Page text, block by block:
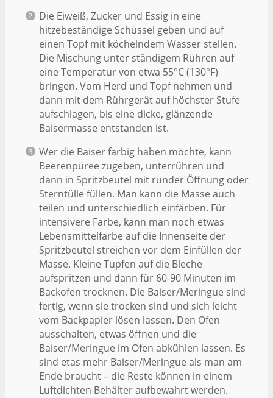
Die Eiweiß, Zucker und Essig in eine
hitzebeständige Schüssel geben und auf
einen Topf mit köchelndem Wasser stellen.
Die Mischung unter ständigem Rühren auf
eine Temperatur von etwa 55°C (130°F)
bringen. Vom Herd und Topf nehmen und
dann mit dem Rührgerät auf höchster Stufe
aufschlagen, bis eine dicke, glänzende
Baisermasse entstanden ist.
Wer die Baiser farbig haben möchte, kann
Beerenpüree zugeben, unterrühren und
dann in Spritzbeutel mit runder Öffnung oder
Sterntülle füllen. Man kann die Masse auch
teilen und unterschiedlich einfärben. Für
intensivere Farbe, kann man noch etwas
Lebensmittelfarbe auf die Innenseite der
Spritzbeutel streichen vor dem Einfüllen der
Masse. Kleine Tupfen auf die Bleche
aufspritzen und dann für 60-90 Minuten im
Backofen trocknen. Die Baiser/Meringue sind
fertig, wenn sie trocken sind und sich leicht
vom Backpapier lösen lassen. Den Ofen
ausschalten, etwas öffnen und die
Baiser/Meringue im Ofen abkühlen lassen. Es
sind etas mehr Baiser/Meringue als man am
Ende braucht – die Reste können in einem
Luftdichten Behälter aufbewahrt werden.